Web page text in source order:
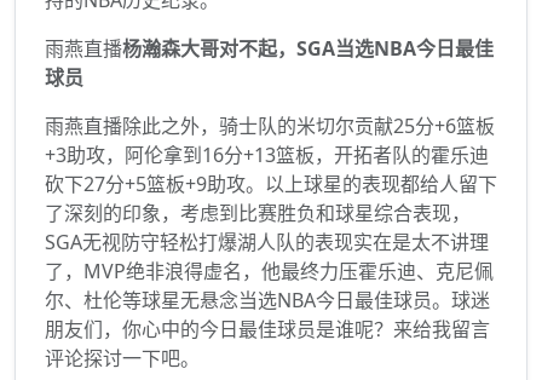
雨燕直播杨瀚森大哥对不起，SGA当选NBA今日最佳
球员
雨燕直播除此之外，骑士队的米切尔贡献25分+6篮板
+3助攻，阿伦拿到16分+13篮板，开拓者队的霍乐迪
砍下27分+5篮板+9助攻。以上球星的表现都给人留下
了深刻的印象，考虑到比赛胜负和球星综合表现，
SGA无视防守轻松打爆湖人队的表现实在是太不讲理
了，MVP绝非浪得虚名，他最终力压霍乐迪、克尼佩
尔、杜伦等球星无悬念当选NBA今日最佳球员。球迷
朋友们，你心中的今日最佳球员是谁呢？来给我留言
评论探讨一下吧。